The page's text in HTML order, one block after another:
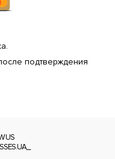
подтверждения
US